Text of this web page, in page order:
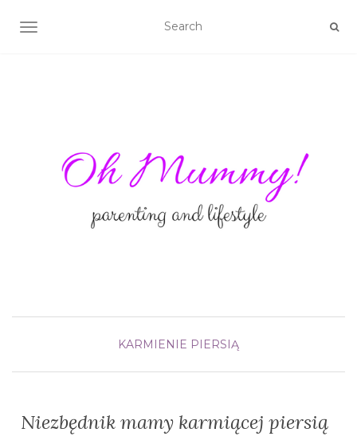
TOGGLE NAVIGATION
KARMIENIE PIERSIĄ
Niezbędnik mamy karmiącej piersią